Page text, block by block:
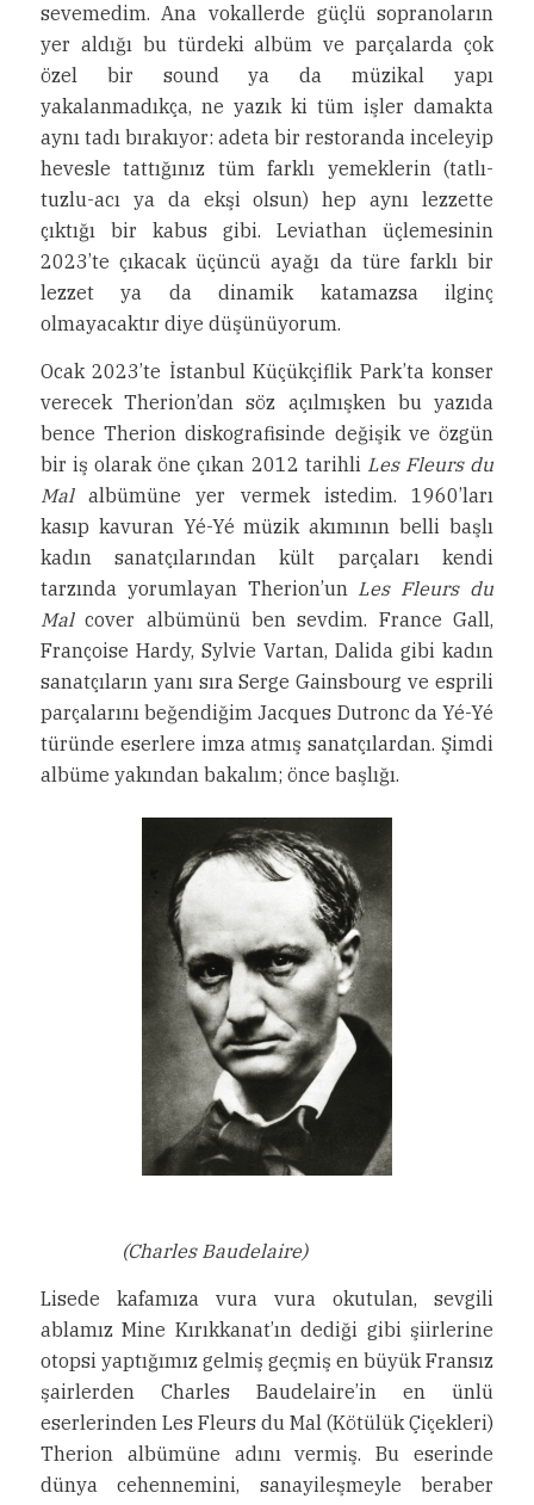
sevemedim. Ana vokallerde güçlü sopranoların
yer aldığı bu türdeki albüm ve parçalarda çok
özel bir sound ya da müzikal yapı
yakalanmadıkça, ne yazık ki tüm işler damakta
aynı tadı bırakıyor: adeta bir restoranda inceleyip
hevesle tattığınız tüm farklı yemeklerin (tatlı-
tuzlu-acı ya da ekşi olsun) hep aynı lezzette
çıktığı bir kabus gibi. Leviathan üçlemesinin
2023’te çıkacak üçüncü ayağı da türe farklı bir
lezzet ya da dinamik katamazsa ilginç
olmayacaktır diye düşünüyorum.
Ocak 2023’te İstanbul Küçükçiflik Park’ta konser
verecek Therion’dan söz açılmışken bu yazıda
bence Therion diskografisinde değişik ve özgün
bir iş olarak öne çıkan 2012 tarihli Les Fleurs du
Malalbümüne yer vermek istedim. 1960’ları
kasıp kavuran Yé-Yé müzik akımının belli başlı
kadın sanatçılarından kült parçaları kendi
tarzında yorumlayan Therion’un Les Fleurs du
Malcover albümünü ben sevdim. France Gall,
Françoise Hardy, Sylvie Vartan, Dalida gibi kadın
sanatçıların yanı sıra Serge Gainsbourg ve esprili
parçalarını beğendiğim Jacques Dutronc da Yé-Yé
türünde eserlere imza atmış sanatçılardan. Şimdi
albüme yakından bakalım; önce başlığı.
(Charles Baudelaire)
Lisede kafamıza vura vura okutulan, sevgili
ablamız Mine Kırıkkanat’ın dediği gibi şiirlerine
otopsi yaptığımız gelmiş geçmiş en büyük Fransız
şairlerden Charles Baudelaire’in en ünlü
eserlerinden Les Fleurs du Mal (Kötülük Çiçekleri)
Therion albümüne adını vermiş. Bu eserinde
dünya cehennemini, sanayileşmeyle beraber